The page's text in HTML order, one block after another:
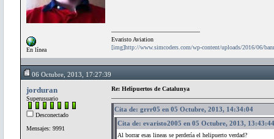
En línea
Evaristo Aviation
[img]http://www.simcoders.com/wp-content/uploads/2016/06/
06 Octubre, 2013, 17:27:39
jorduran
Superusuario
Desconectado
Mensajes: 9991
Re: Helipuertos de Catalunya
Cita de: grrr05 en 05 Octubre, 2013, 14:34:04
Cita de: evaristo2005 en 05 Octubre, 2013, 13:43:44
Al borrar esas lineas se perdería el helipuerto verdad?